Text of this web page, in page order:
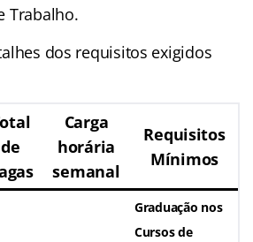
Trabalho.
dos requisitos exigidos
de
Carga
horária
semanal
Requisitos
Mínimos
Graduação nos
Cursos de